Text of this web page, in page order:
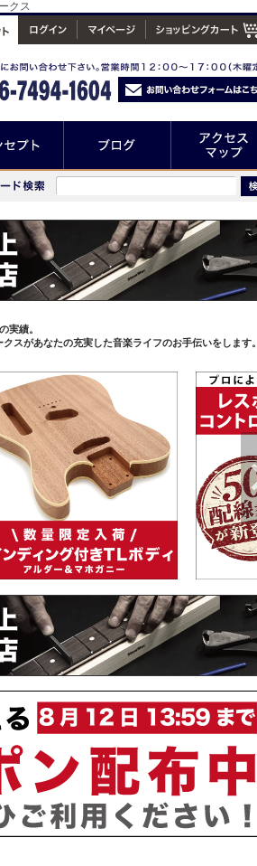
クス
実績。
スがあなたの充実した音楽ライフのお手伝いをします。